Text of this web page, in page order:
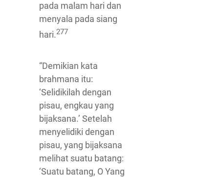
pada malam hari dan
menyala pada siang
hari.277
“Demikian kata
brahmana itu:
‘Selidikilah dengan
pisau, engkau yang
bijaksana.’ Setelah
menyelidiki dengan
pisau, yang bijaksana
melihat suatu batang:
‘Suatu batang, O Yang